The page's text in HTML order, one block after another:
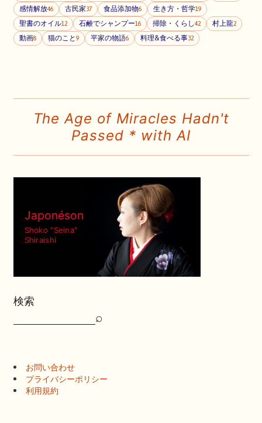
感情解放46 古民家37 食品添加物6 生き方・哲学19
聖書のオイル12 石鹸でシャンプー16 掃除・くらし42 村上龍2
動画8 猫のこと9 平家の物語6 料理&食べる事32
The Age of Miracles Hadn't
Passed * with AI
Japonéson
Shoko "Seina"
Shiraishi
検索
検
⌕
お問い合わせ
プライバシーポリシー
利用規約